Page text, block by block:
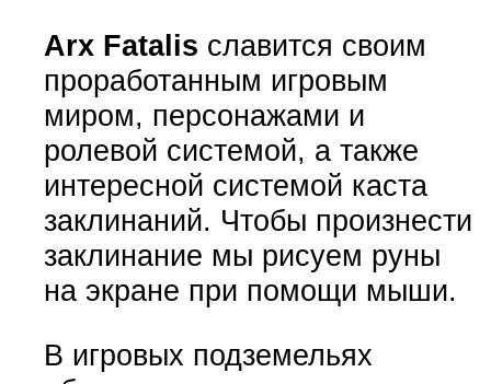
Arx Fatalis славится своим
проработанным игровым
миром, персонажами и
ролевой системой, а также
интересной системой каста
заклинаний. Чтобы произнести
заклинание мы рисуем руны
на экране при помощи мыши.
В игровых подземельях